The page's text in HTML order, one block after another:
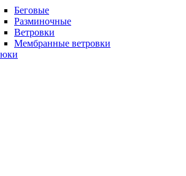
Беговые
Разминочные
Ветровки
Мембранные ветровки